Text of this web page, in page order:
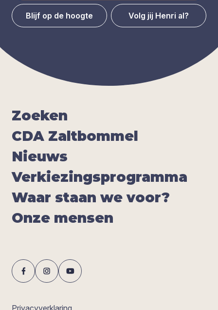
Blijf op de hoogte Volg jij Henri al?
Zoe­ken
CDA Zalt­bom­mel
Nieuws
Ver­kie­zings­pro­gram­ma
Waar staan we voor?
Onze men­sen
Privacyverklaring